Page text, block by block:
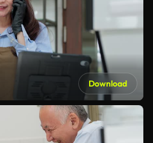
Download